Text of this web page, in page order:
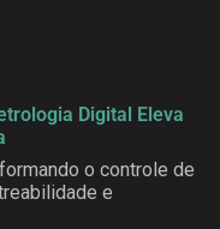
Digital Eleva
o controle de
e